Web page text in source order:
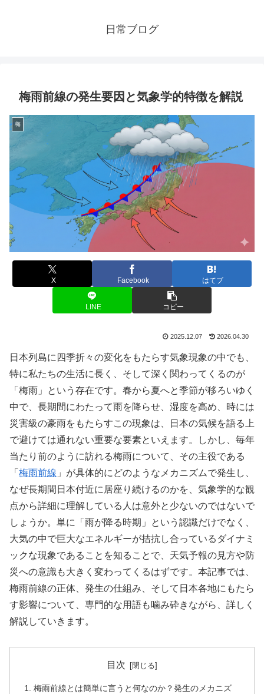
日常ブログ
梅雨前線の発生要因と気象学的特徴を解説
梅
X Facebook はてブ
LINE コピー
2025.12.07 2026.04.30
日本列島に四季折々の変化をもたらす気象現象の中でも、
特に私たちの生活に長く、そして深く関わってくるのが
「梅雨」という存在です。春から夏へと季節が移ろいゆく
中で、長期間にわたって雨を降らせ、湿度を高め、時には
災害級の豪雨をもたらすこの現象は、日本の気候を語る上
で避けては通れない重要な要素といえます。しかし、毎年
当たり前のように訪れる梅雨について、その主役である
「 梅雨前線 」が具体的にどのようなメカニズムで発生し、
なぜ長期間日本付近に居座り続けるのかを、気象学的な観
点から詳細に理解している人は意外と少ないのではないで
しょうか。単に「雨が降る時期」という認識だけでなく、
大気の中で巨大なエネルギーが拮抗し合っているダイナミ
ックな現象であることを知ることで、天気予報の見方や防
災への意識も大きく変わってくるはずです。本記事では、
梅雨前線の正体、発生の仕組み、そして日本各地にもたら
す影響について、専門的な用語も噛み砕きながら、詳しく
解説していきます。
目次
梅雨前線とは簡単に言うと何なのか？発生のメカニズ